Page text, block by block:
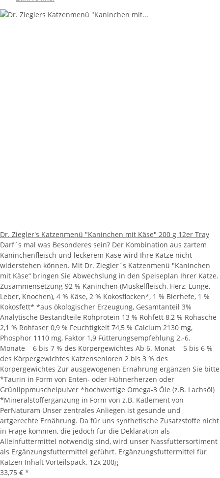
Dr. Ziegler's Katzenmenü "Kaninchen mit Käse" 200 g 12er Tray
Darf´s mal was Besonderes sein? Der Kombination aus zartem
Kaninchenfleisch und leckerem Käse wird Ihre Katze nicht
widerstehen können. Mit Dr. Ziegler´s Katzenmenü "Kaninchen
mit Käse“ bringen Sie Abwechslung in den Speiseplan Ihrer Katze.
Zusammensetzung 92 % Kaninchen (Muskelfleisch, Herz, Lunge,
Leber, Knochen), 4 % Käse, 2 % Kokosflocken*, 1 % Bierhefe, 1 %
Kokosfett* *aus ökologischer Erzeugung, Gesamtanteil 3%
Analytische Bestandteile Rohprotein 13 % Rohfett 8,2 % Rohasche
2,1 % Rohfaser 0,9 % Feuchtigkeit 74,5 % Calcium 2130 mg,
Phosphor 1110 mg, Faktor 1,9 Fütterungsempfehlung 2.-6.
Monate 6 bis 7 % des Körpergewichtes Ab 6. Monat 5 bis 6 %
des Körpergewichtes Katzensenioren 2 bis 3 % des
Körpergewichtes Zur ausgewogenen Ernährung ergänzen Sie bitte
*Taurin in Form von Enten- oder Hühnerherzen oder
Grünlippmuschelpulver *hochwertige Omega-3 Öle (z.B. Lachsöl)
*Mineralstoffergänzung in Form von z.B. Katlement von
PerNaturam Unser zentrales Anliegen ist gesunde und
artgerechte Ernährung. Da für uns synthetische Zusatzstoffe nicht
in Frage kommen, die jedoch für die Deklaration als
Alleinfuttermittel notwendig sind, wird unser Nassfuttersortiment
als Ergänzungsfuttermittel geführt. Ergänzungsfuttermittel für
Katzen Inhalt Vorteilspack. 12x 200g
33,75 € *